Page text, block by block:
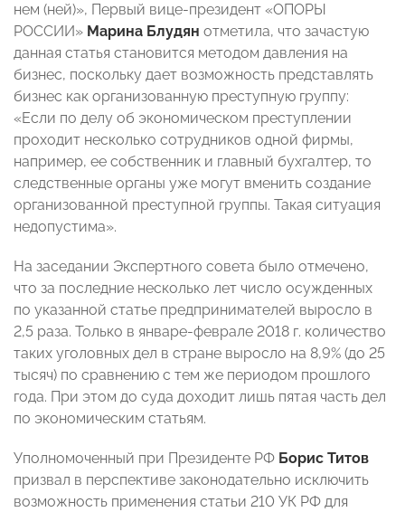
нем (ней)», Первый вице-президент «ОПОРЫ
РОССИИ» Марина Блудян отметила, что зачастую
данная статья становится методом давления на
бизнес, поскольку дает возможность представлять
бизнес как организованную преступную группу:
«Если по делу об экономическом преступлении
проходит несколько сотрудников одной фирмы,
например, ее собственник и главный бухгалтер, то
следственные органы уже могут вменить создание
организованной преступной группы. Такая ситуация
недопустима».
На заседании Экспертного совета было отмечено,
что за последние несколько лет число осужденных
по указанной статье предпринимателей выросло в
2,5 раза. Только в январе-феврале 2018 г. количество
таких уголовных дел в стране выросло на 8,9% (до 25
тысяч) по сравнению с тем же периодом прошлого
года. При этом до суда доходит лишь пятая часть дел
по экономическим статьям.
Уполномоченный при Президенте РФ Борис Титов
призвал в перспективе законодательно исключить
возможность применения статьи 210 УК РФ для